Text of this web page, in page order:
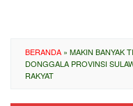
BERANDA » MAKIN BANYAK
DONGGALA PROVINSI
RAKYAT